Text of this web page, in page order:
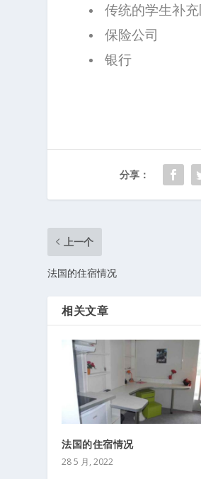
传统的学生补
保险公司
银行
分享：
上一个
法国的住宿情况
相关文章
法国的住宿情况
28 5 月, 2022